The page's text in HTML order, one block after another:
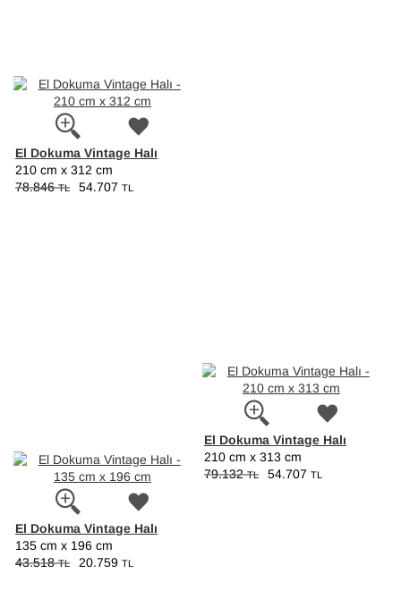
El Dokuma Vintage Halı
210 cm x 312 cm
78.846TL 54.707 TL
El Dokuma Vintage Halı
210 cm x 313 cm
79.132TL 54.707 TL
El Dokuma Vintage Halı
135 cm x 196 cm
43.518TL 20.759 TL